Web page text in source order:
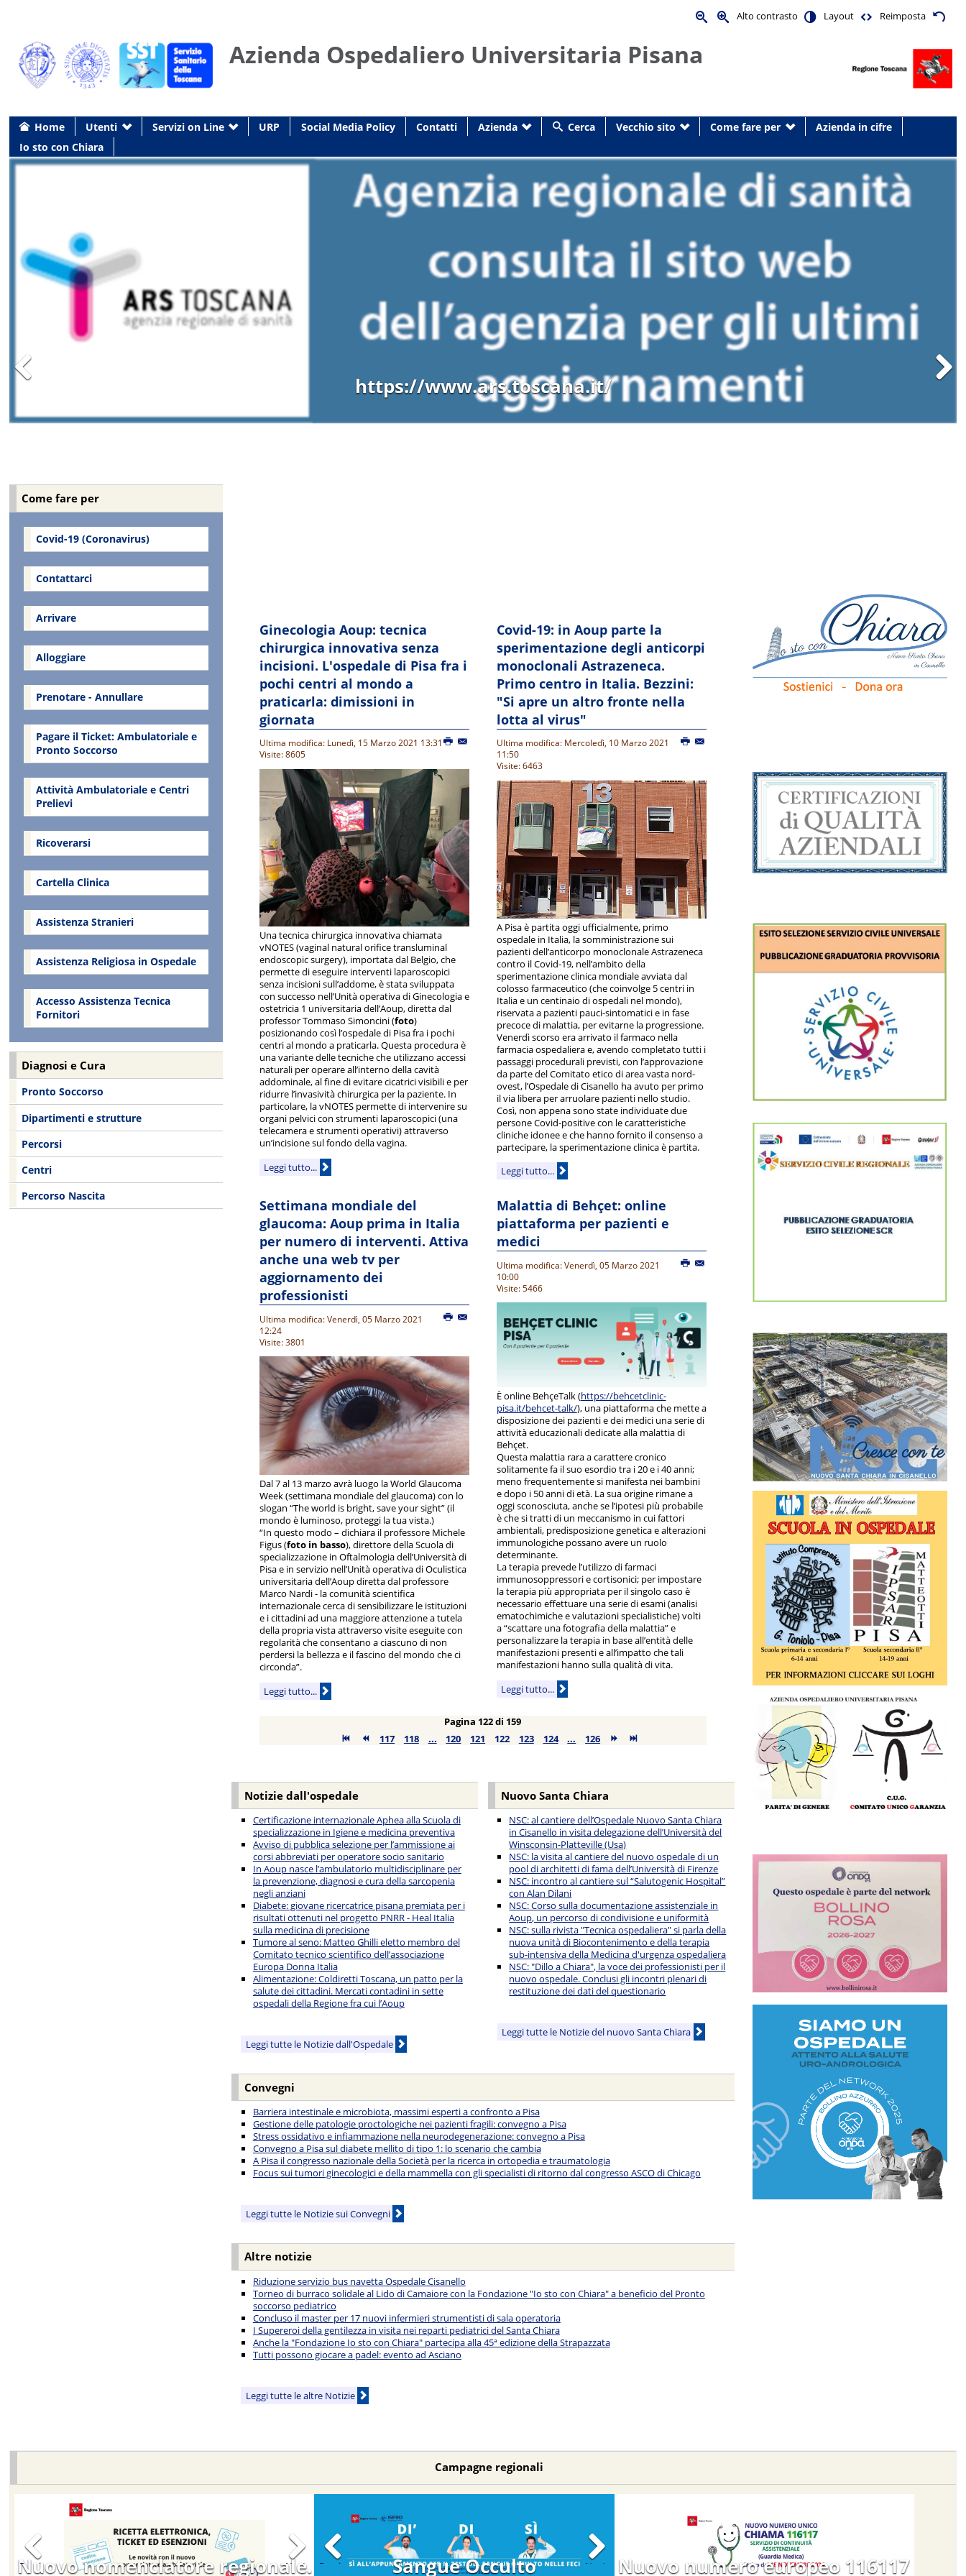
Alto contrasto Layout Reimposta
Azienda Ospedaliero Universitaria Pisana
Home Utenti Servizi on Line URP Social Media Policy Contatti Azienda Cerca Vecchio sito Come fare per
Azienda in cifre
Io sto con Chiara
https://www.regione.toscana.it/-/progetto-mamma-segreta
Ginecologia Aoup: tecnica
chirurgica innovativa senza
incisioni. L'ospedale di Pisa fra i
pochi centri al mondo a
praticarla: dimissioni in
giornata
Ultima modifica: Lunedì, 15 Marzo 2021 13:31
Visite: 8605
Una tecnica chirurgica innovativa chiamata
vNOTES (vaginal natural orifice transluminal
endoscopic surgery), importata dal Belgio, che
permette di eseguire interventi laparoscopici
senza incisioni sull’addome, è stata sviluppata
con successo nell’Unità operativa di Ginecologia e
ostetricia 1 universitaria dell’Aoup, diretta dal
professor Tommaso Simoncini (foto)
posizionando così l’ospedale di Pisa fra i pochi
centri al mondo a praticarla. Questa procedura è
una variante delle tecniche che utilizzano accessi
naturali per operare all’interno della cavità
addominale, al fine di evitare cicatrici visibili e per
ridurre l’invasività chirurgica per la paziente. In
particolare, la vNOTES permette di intervenire su
organi pelvici con strumenti laparoscopici (una
telecamera e strumenti operativi) attraverso
un’incisione sul fondo della vagina.
Leggi tutto...
Covid-19: in Aoup parte la
sperimentazione degli anticorpi
monoclonali Astrazeneca.
Primo centro in Italia. Bezzini:
"Si apre un altro fronte nella
lotta al virus"
Ultima modifica: Mercoledì, 10 Marzo 2021
11:50
Visite: 6463
A Pisa è partita oggi ufficialmente, primo
ospedale in Italia, la somministrazione sui
pazienti dell’anticorpo monoclonale Astrazeneca
contro il Covid-19, nell’ambito della
sperimentazione clinica mondiale avviata dal
colosso farmaceutico (che coinvolge 5 centri in
Italia e un centinaio di ospedali nel mondo),
riservata a pazienti pauci-sintomatici e in fase
precoce di malattia, per evitarne la progressione.
Venerdì scorso era arrivato il farmaco nella
farmacia ospedaliera e, avendo completato tutti i
passaggi procedurali previsti, con l’approvazione
da parte del Comitato etico di area vasta nord-
ovest, l’Ospedale di Cisanello ha avuto per primo
il via libera per arruolare pazienti nello studio.
Così, non appena sono state individuate due
persone Covid-positive con le caratteristiche
cliniche idonee e che hanno fornito il consenso a
partecipare, la sperimentazione clinica è partita.
Leggi tutto...
Settimana mondiale del
glaucoma: Aoup prima in Italia
per numero di interventi. Attiva
anche una web tv per
aggiornamento dei
professionisti
Ultima modifica: Venerdì, 05 Marzo 2021
12:24
Visite: 3801
Dal 7 al 13 marzo avrà luogo la World Glaucoma
Week (settimana mondiale del glaucoma) con lo
slogan “The world is bright, save your sight” (il
mondo è luminoso, proteggi la tua vista.)
“In questo modo – dichiara il professore Michele
Figus (foto in basso), direttore della Scuola di
specializzazione in Oftalmologia dell’Università di
Pisa e in servizio nell’Unità operativa di Oculistica
universitaria dell’Aoup diretta dal professore
Marco Nardi - la comunità scientifica
internazionale cerca di sensibilizzare le istituzioni
e i cittadini ad una maggiore attenzione a tutela
della propria vista attraverso visite eseguite con
regolarità che consentano a ciascuno di non
perdersi la bellezza e il fascino del mondo che ci
circonda”.
Leggi tutto...
Malattia di Behçet: online
piattaforma per pazienti e
medici
Ultima modifica: Venerdì, 05 Marzo 2021
10:00
Visite: 5466
È online BehçeTalk (https://behcetclinic-
pisa.it/behcet-talk/), una piattaforma che mette a
disposizione dei pazienti e dei medici una serie di
attività educazionali dedicate alla malattia di
Behçet.
Questa malattia rara a carattere cronico
solitamente fa il suo esordio tra i 20 e i 40 anni;
meno frequentemente si manifesta nei bambini
e dopo i 50 anni di età. La sua origine rimane a
oggi sconosciuta, anche se l’ipotesi più probabile
è che si tratti di un meccanismo in cui fattori
ambientali, predisposizione genetica e alterazioni
immunologiche possano avere un ruolo
determinante.
La terapia prevede l’utilizzo di farmaci
immunosoppressori e cortisonici; per impostare
la terapia più appropriata per il singolo caso è
necessario effettuare una serie di esami (analisi
ematochimiche e valutazioni specialistiche) volti
a “scattare una fotografia della malattia” e
personalizzare la terapia in base all’entità delle
manifestazioni presenti e all’impatto che tali
manifestazioni hanno sulla qualità di vita.
Leggi tutto...
Pagina 122 di 159
117
118 ... 120 121 122 123 124 ... 126
Notizie dall'ospedale
Certificazione internazionale Aphea alla Scuola di
specializzazione in Igiene e medicina preventiva
Avviso di pubblica selezione per l’ammissione ai
corsi abbreviati per operatore socio sanitario
In Aoup nasce l’ambulatorio multidisciplinare per
la prevenzione, diagnosi e cura della sarcopenia
negli anziani
Diabete: giovane ricercatrice pisana premiata per i
risultati ottenuti nel progetto PNRR - Heal Italia
sulla medicina di precisione
Tumore al seno: Matteo Ghilli eletto membro del
Comitato tecnico scientifico dell’associazione
Europa Donna Italia
Alimentazione: Coldiretti Toscana, un patto per la
salute dei cittadini. Mercati contadini in sette
ospedali della Regione fra cui l’Aoup
Leggi tutte le Notizie dall'Ospedale
Nuovo Santa Chiara
NSC: al cantiere dell’Ospedale Nuovo Santa Chiara
in Cisanello in visita delegazione dell’Università del
Winsconsin-Platteville (Usa)
NSC: la visita al cantiere del nuovo ospedale di un
pool di architetti di fama dell’Università di Firenze
NSC: incontro al cantiere sul “Salutogenic Hospital”
con Alan Dilani
NSC: Corso sulla documentazione assistenziale in
Aoup, un percorso di condivisione e uniformità
NSC: sulla rivista "Tecnica ospedaliera" si parla della
nuova unità di Biocontenimento e della terapia
sub-intensiva della Medicina d'urgenza ospedaliera
NSC: "Dillo a Chiara", la voce dei professionisti per il
nuovo ospedale. Conclusi gli incontri plenari di
restituzione dei dati del questionario
Leggi tutte le Notizie del nuovo Santa Chiara
Convegni
Barriera intestinale e microbiota, massimi esperti a confronto a Pisa
Gestione delle patologie proctologiche nei pazienti fragili: convegno a Pisa
Stress ossidativo e infiammazione nella neurodegenerazione: convegno a Pisa
Convegno a Pisa sul diabete mellito di tipo 1: lo scenario che cambia
A Pisa il congresso nazionale della Società per la ricerca in ortopedia e traumatologia
Focus sui tumori ginecologici e della mammella con gli specialisti di ritorno dal congresso ASCO di Chicago
Leggi tutte le Notizie sui Convegni
Altre notizie
Riduzione servizio bus navetta Ospedale Cisanello
Torneo di burraco solidale al Lido di Camaiore con la Fondazione "Io sto con Chiara" a beneficio del Pronto
soccorso pediatrico
Concluso il master per 17 nuovi infermieri strumentisti di sala operatoria
I Supereroi della gentilezza in visita nei reparti pediatrici del Santa Chiara
Anche la "Fondazione Io sto con Chiara" partecipa alla 45ª edizione della Strapazzata
Tutti possono giocare a padel: evento ad Asciano
Leggi tutte le altre Notizie
Come fare per
Covid-19 (Coronavirus)
Contattarci
Arrivare
Alloggiare
Prenotare - Annullare
Pagare il Ticket: Ambulatoriale e
Pronto Soccorso
Attività Ambulatoriale e Centri
Prelievi
Ricoverarsi
Cartella Clinica
Assistenza Stranieri
Assistenza Religiosa in Ospedale
Accesso Assistenza Tecnica
Fornitori
Diagnosi e Cura
Pronto Soccorso
Dipartimenti e strutture
Percorsi
Centri
Percorso Nascita
Campagne regionali
1522
Previous Next Test HPV
Previous Next Nuovo numero europeo 116117